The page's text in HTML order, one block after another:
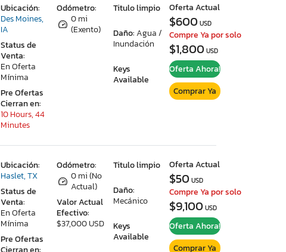
Odómetro:
0 mi
(Exento)
Titulo limpio
Daño:Agua /
Inundación
Keys
Available
Ubicación:
Des Moines,
IA
Status de
Venta:
En Oferta
Mínima
Pre Ofertas
Cierran en:
10 Hours, 44
Minutes
Oferta Actual
$600USD
Compre Ya por solo
$1,800USD
Oferta Ahora!
Comprar Ya
Odómetro:
0 mi (No
Actual)
Valor Actual
Efectivo:
$37,000 USD
Titulo limpio
Daño:
Mecánico
Keys
Available
Ubicación:
Haslet, TX
Status de
Venta:
En Oferta
Mínima
Pre Ofertas
Oferta Actual
$50USD
Compre Ya por solo
$9,100USD
Oferta Ahora!
Comprar Ya